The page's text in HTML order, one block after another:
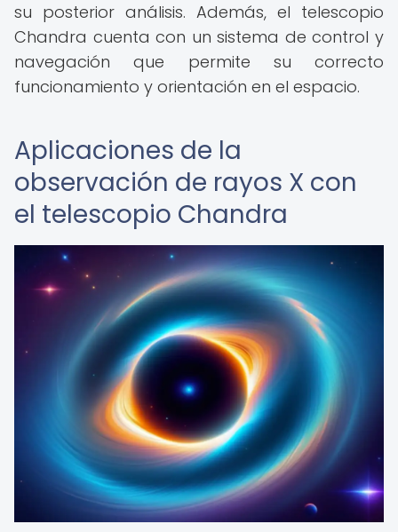
su posterior análisis. Además, el telescopio
Chandra cuenta con un sistema de control y
navegación que permite su correcto
funcionamiento y orientación en el espacio.
Aplicaciones de la
observación de rayos X con
el telescopio Chandra